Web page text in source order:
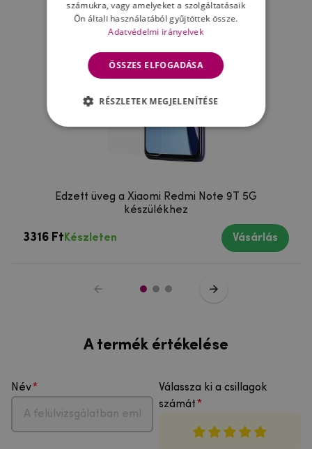
Edzett üveg a Xiaomi Redmi Note 9T 5G
készülékhez
3316 Ft Készleten Vásárlás
A termék értékelése
Név
Válassza ki a csillagok
számát
számukra, vagy amelyeket a szolgáltatásaik
Ön általi használatából gyűjtöttek össze.
Adatvédelmi irányelvek
ÖSSZES ELFOGADÁSA
RÉSZLETEK MEGJELENÍTÉSE